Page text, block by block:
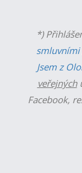
*)
Jsem z
veřejných
Facebook,